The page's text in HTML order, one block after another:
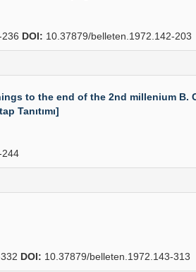
236 DOI: 10.37879/belleten.1972.142-203
to the end of the 2nd millenium B.
Tanıtımı]
244
DOI: 10.37879/belleten.1972.143-313